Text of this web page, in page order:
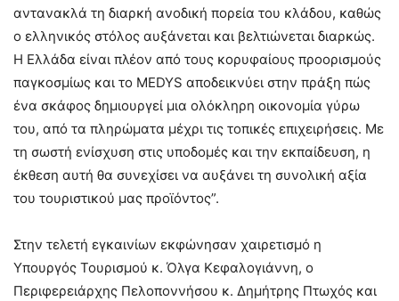
αντανακλά τη διαρκή ανοδική πορεία του κλάδου, καθώς
ο ελληνικός στόλος αυξάνεται και βελτιώνεται διαρκώς.
Η Ελλάδα είναι πλέον από τους κορυφαίους προορισμούς
παγκοσμίως και το MEDYS αποδεικνύει στην πράξη πώς
ένα σκάφος δημιουργεί μια ολόκληρη οικονομία γύρω
του, από τα πληρώματα μέχρι τις τοπικές επιχειρήσεις. Με
τη σωστή ενίσχυση στις υποδομές και την εκπαίδευση, η
έκθεση αυτή θα συνεχίσει να αυξάνει τη συνολική αξία
του τουριστικού μας προϊόντος”.
Στην τελετή εγκαινίων εκφώνησαν χαιρετισμό η
Υπουργός Τουρισμού κ. Όλγα Κεφαλογιάννη, ο
Περιφερειάρχης Πελοποννήσου κ. Δημήτρης Πτωχός και